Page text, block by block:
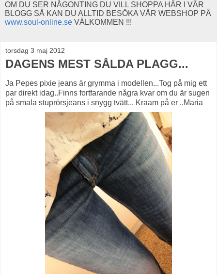
OM DU SER NÅGONTING DU VILL SHOPPA HÄR I VÅR
BLOGG SÅ KAN DU ALLTID BESÖKA VÅR WEBSHOP PÅ
www.soul-online.se VÄLKOMMEN !!!
torsdag 3 maj 2012
DAGENS MEST SÅLDA PLAGG...
Ja Pepes pixie jeans är grymma i modellen...Tog på mig ett
par direkt idag..Finns fortfarande några kvar om du är sugen
på smala stuprörsjeans i snygg tvätt... Kraam på er ..Maria